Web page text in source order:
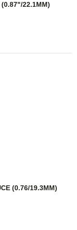
(0.87"/22.1MM)
(0.76/19.3MM)